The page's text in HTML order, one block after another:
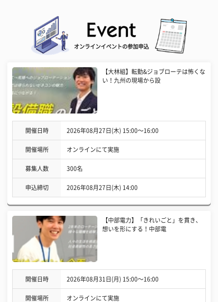
オンラインイベントの参加申込
【大林組】転勤&ジョブローテは怖くな
い！九州の現場から設
開催日時 2026年08月27日(木) 15:00〜16:00
開催場所 オンラインにて実施
募集人数 300名
申込締切 2026年08月27日(木) 14:00
【中部電力】「きれいごと」を貫き、
想いを形にする！中部電
開催日時 2026年08月31日(月) 15:00〜16:00
開催場所 オンラインにて実施